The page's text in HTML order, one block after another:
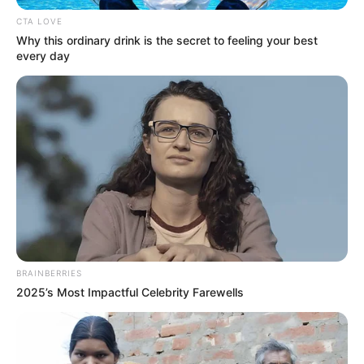
Biodata & Profil
Nama Lengkap: Hojung
CTA LOVE
Why this ordinary drink is the secret to feeling your best
every day
BRAINBERRIES
2025’s Most Impactful Celebrity Farewells